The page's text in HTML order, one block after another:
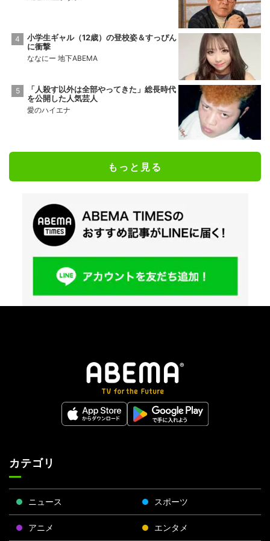
小学生ギャル（12歳）の登校姿＆すっぴん
に衝撃
ななにー 地下ABEMA
「人殺す以外は全部やってきた」総長時代
を公開した人気芸人
愛のハイエナ
もっと見る
カテゴリ
ニュース スポーツ
アニメ エンタメ